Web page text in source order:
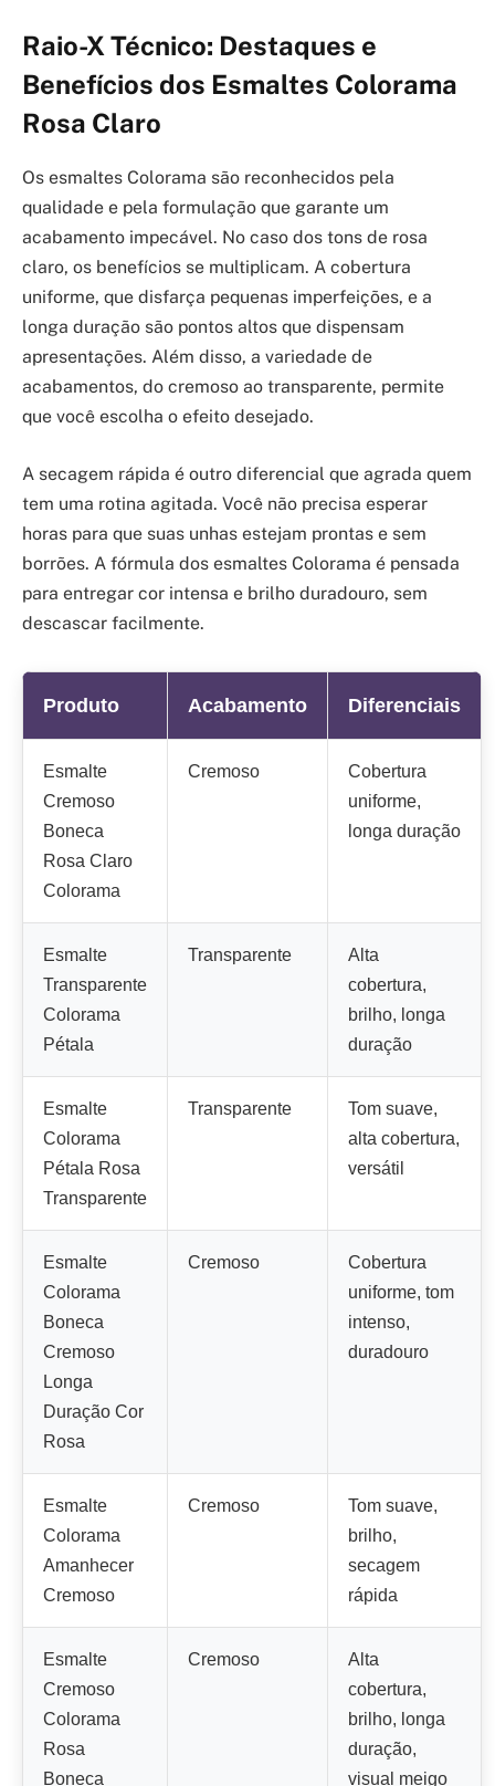
Raio-X Técnico: Destaques e
Benefícios dos Esmaltes Colorama
Rosa Claro
Os esmaltes Colorama são reconhecidos pela
qualidade e pela formulação que garante um
acabamento impecável. No caso dos tons de rosa
claro, os benefícios se multiplicam. A cobertura
uniforme, que disfarça pequenas imperfeições, e a
longa duração são pontos altos que dispensam
apresentações. Além disso, a variedade de
acabamentos, do cremoso ao transparente, permite
que você escolha o efeito desejado.
A secagem rápida é outro diferencial que agrada quem
tem uma rotina agitada. Você não precisa esperar
horas para que suas unhas estejam prontas e sem
borrões. A fórmula dos esmaltes Colorama é pensada
para entregar cor intensa e brilho duradouro, sem
descascar facilmente.
Produto Acabamento Diferenciais
Esmalte
Cremoso
Boneca
Rosa Claro
Colorama
Cremoso
Cobertura
uniforme,
longa duração
Esmalte
Transparente
Colorama
Pétala
Transparente
Alta
cobertura,
brilho, longa
duração
Esmalte
Colorama
Pétala Rosa
Transparente
Transparente
Tom suave,
alta cobertura,
versátil
Esmalte
Colorama
Boneca
Cremoso
Longa
Duração Cor
Rosa
Cremoso
Cobertura
uniforme, tom
intenso,
duradouro
Esmalte
Colorama
Amanhecer
Cremoso
Cremoso
Tom suave,
brilho,
secagem
rápida
Esmalte
Cremoso
Colorama
Rosa
Boneca
Cremoso
Alta
cobertura,
brilho, longa
duração,
visual meigo